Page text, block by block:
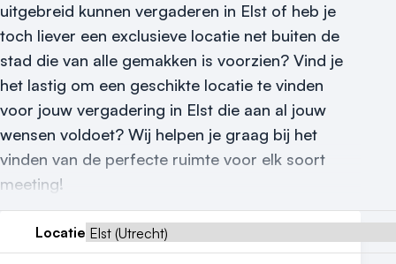
Vraag locatie aan
Locatiegids
Meld locatie aan
Nieuws
uitgebreid kunnen vergaderen in Elst of heb je
toch liever een exclusieve locatie net buiten de
stad die van alle gemakken is voorzien? Vind je
het lastig om een geschikte locatie te vinden
voor jouw vergadering in Elst die aan al jouw
wensen voldoet? Wij helpen je graag bij het
vinden van de perfecte ruimte voor elk soort
meeting!
Locatie